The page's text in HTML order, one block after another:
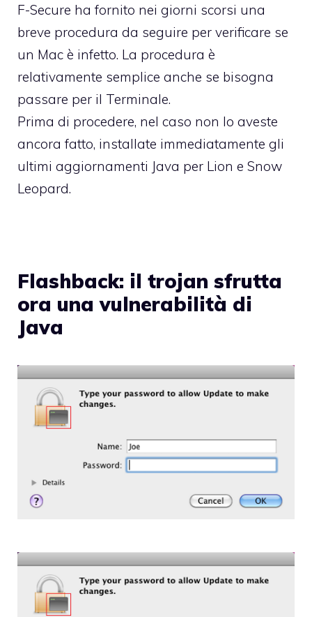
F-Secure ha fornito nei giorni scorsi una
breve procedura da seguire per verificare se
un Mac è infetto. La procedura è
relativamente semplice anche se bisogna
passare per il Terminale.
Prima di procedere, nel caso non lo aveste
ancora fatto, installate immediatamente gli
ultimi aggiornamenti Java per Lion e Snow
Leopard.
Flashback: il trojan sfrutta
ora una vulnerabilità di
Java